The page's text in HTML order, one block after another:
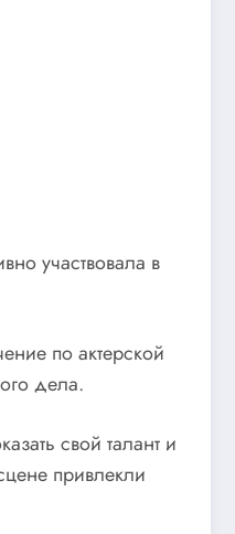
участвовала в
по актерской
дела.
свой талант и
привлекли